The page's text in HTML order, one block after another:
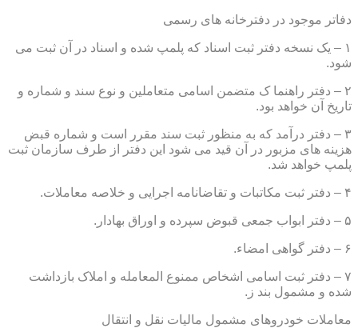
دفاتر موجود در دفترخانه های رسمی
۱ – یک نسخه دفتر ثبت اسناد که پلمپ شده و اسناد در آن ثبت می
شود.
۲ – دفتر راهنما ک متضمن اسامی متعاملین و نوع سند و شماره و
تاریخ آن خواهد بود.
۳ – دفتر درآمد که به منظور ثبت سند مقرر است و شماره قبض
هزینه های مزبور در آن قید می شود این دفتر از طرف سازمان ثبت
پلمپ خواهد شد.
۴ – دفتر ثبت مکاتبات و تقاضانامه اجرایی و خلاصه معاملات.
۵ – دفتر ابواب جمعی قبوض سپرده و اوراق بهادار.
۶ – دفتر گواهی امضاء.
۷ – دفتر ثبت اسامی اشخاص ممنوع المعامله و املاک بازداشت
شده و مشمول بند ز.
معاملات خودروهای مشمول مالیات نقل و انتقال